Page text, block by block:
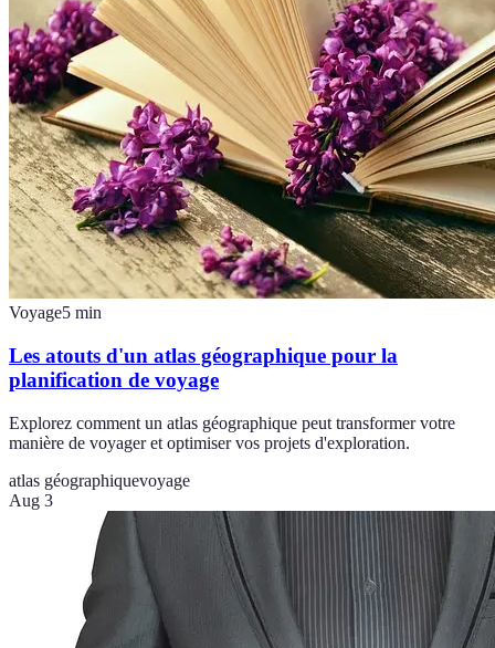
Voyage5 min
Les atouts d'un atlas géographique pour la
planification de voyage
Explorez comment un atlas géographique peut transformer votre
manière de voyager et optimiser vos projets d'exploration.
atlas géographiquevoyage
Aug 3